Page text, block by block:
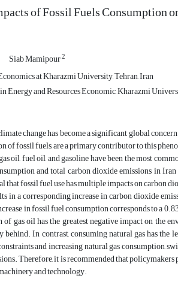
of Fossil Fuels Consumption
Siab Mamipour2
at Kharazmi University, Tehran, Iran
Energy and Resources Economic, Kharazmi
change has become a significant global
of fossil fuels, are a primary contributor to this
oil, fuel oil, and gasoline have been the most
and total carbon dioxide emissions in
that fossil fuel use has multiple impacts on carbon
in a corresponding increase in carbon dioxide
in fossil fuel consumption corresponds to a
gas oil has the greatest negative impact on the
In contrast, consuming natural gas has the
and increasing natural gas consumption,
Therefore, it is recommended that
and technology.